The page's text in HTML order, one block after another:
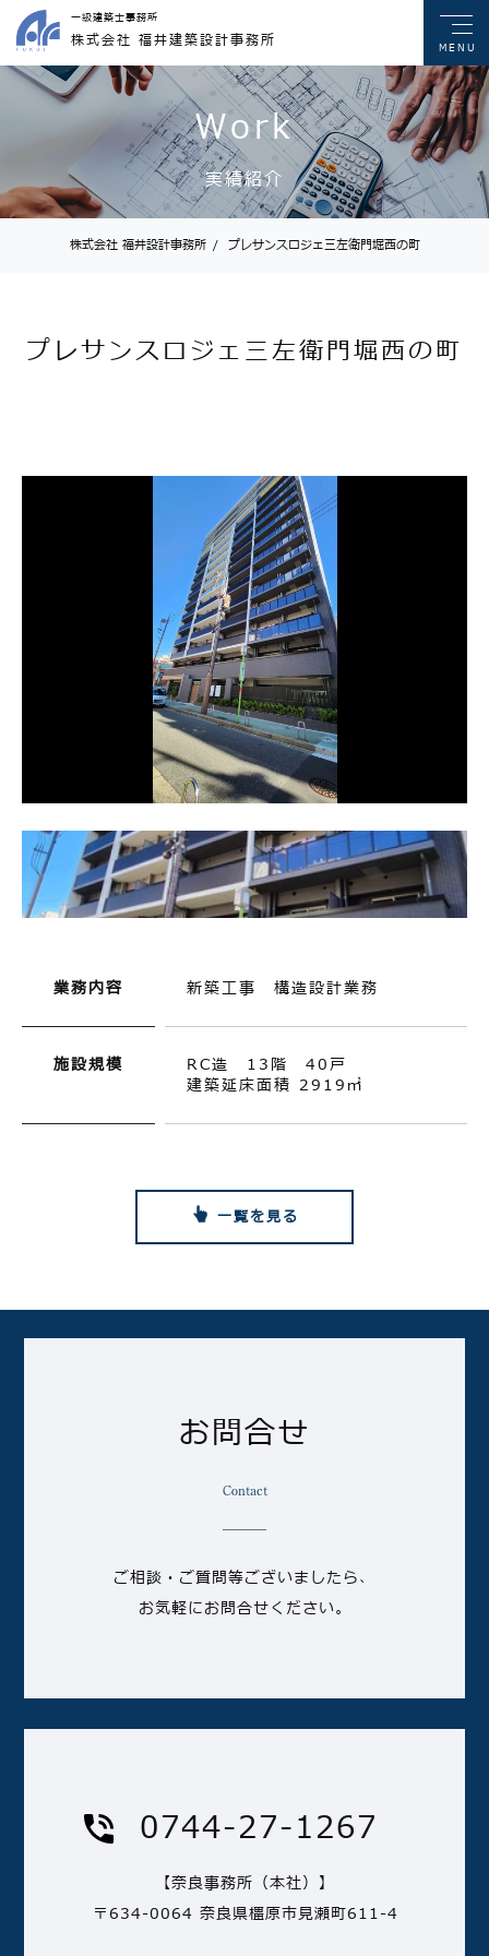
MENU
一級建築士事務所
株式会社 福井建築設計事務所
Work
実績紹介
株式会社 福井設計事務所 / プレサンスロジェ三左衛門堀西の町
プレサンスロジェ三左衛門堀西の町
業務内容 新築工事 構造設計業務
施設規模
RC造 13階 40戸
建築延床面積 2919㎡
一覧を見る
お問合せ
Contact
ご相談・ご質問等ございましたら、
お気軽にお問合せください。
0744-27-1267
【奈良事務所（本社）】
〒634-0064 奈良県橿原市見瀬町611-4